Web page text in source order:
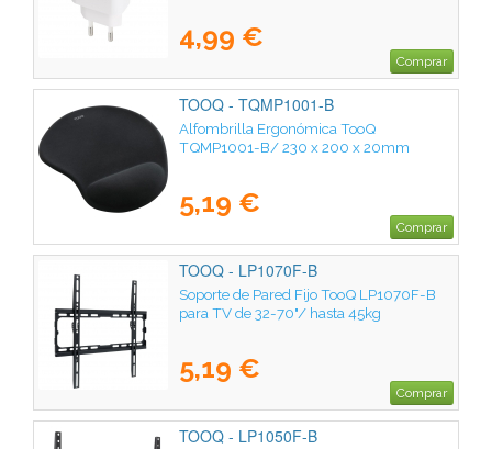
4,99 €
Comprar
TOOQ - TQMP1001-B
Alfombrilla Ergonómica TooQ
TQMP1001-B/ 230 x 200 x 20mm
5,19 €
Comprar
TOOQ - LP1070F-B
Soporte de Pared Fijo TooQ LP1070F-B
para TV de 32-70"/ hasta 45kg
5,19 €
Comprar
TOOQ - LP1050F-B